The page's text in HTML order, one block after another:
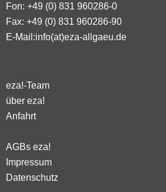
Fon: +49 (0) 831 960286-0
Fax: +49 (0) 831 960286-90
E-Mail:info(at)eza-allgaeu.de
eza!-Team
über eza!
Anfahrt
AGBs eza!
Impressum
Datenschutz